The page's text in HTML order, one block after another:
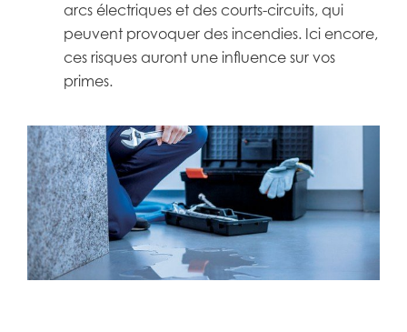
arcs électriques et des courts-circuits, qui
peuvent provoquer des incendies. Ici encore,
ces risques auront une influence sur vos
primes.